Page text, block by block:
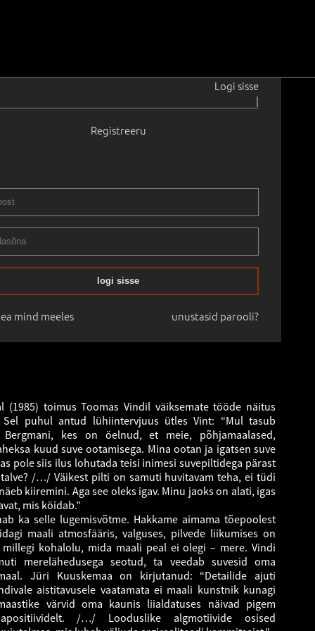
Logi sisse
|
Registreeru
mind meeles
logi sisse
unustasid parooli?
cmRaamitud
OKSJON:05.05.2024
30 900
€
(1985) toimus Toomas Vindil väiksemate tööde näitus
Sel puhul antud lühiintervjuus ütles Vint: “Mul tasub
kes on öelnud, et meie, põhjamaalased,
kuud suve ootamisega. Mina ootan ja igatsen suve
pole siis ilus lohutada teisi inimesi suvepiltidega pärast
/…/ Väikest pilti on samuti huvitavam teha, ei tüdi
kiiremini. Aga see oleks igav. Minu jaoks on alati, igas
mis köidab.”
ka selle lugemisvõtme. Hakkame aimama tõepoolest
maali atmosfääris, valguses, pilvede liikumises on
kohalolu, mida maali peal ei olegi – mere. Vindi
merelähedusega seotud, ta veedab suvesid oma
Jüri Kuuskemaa on kirjutanud: “Detailide ajuti
aistitavusele vaatamata ei maali kunstnik kunagi
värvid oma kaunis liialdatuses näivad pigem
/…/ Looduslike algmotiivide osised